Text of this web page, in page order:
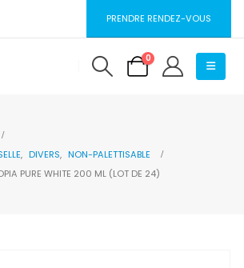
PRENDRE RENDEZ-VOUS
0
, DIVERS, NON-PALETTISABLE
PURE WHITE 200 ML (LOT DE 24)